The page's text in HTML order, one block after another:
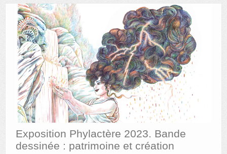
MUSÉE GRÉTRY
MUSÉE DU LUMINAIRE
FONDS PATRIMONIAUX
AUTRES LIEUX
ANIMATIONS DES MUSÉES
PUBLICATIONS
LES APPELS À PROJETS
Exposition Phylactère 2023. Bande
dessinée : patrimoine et création